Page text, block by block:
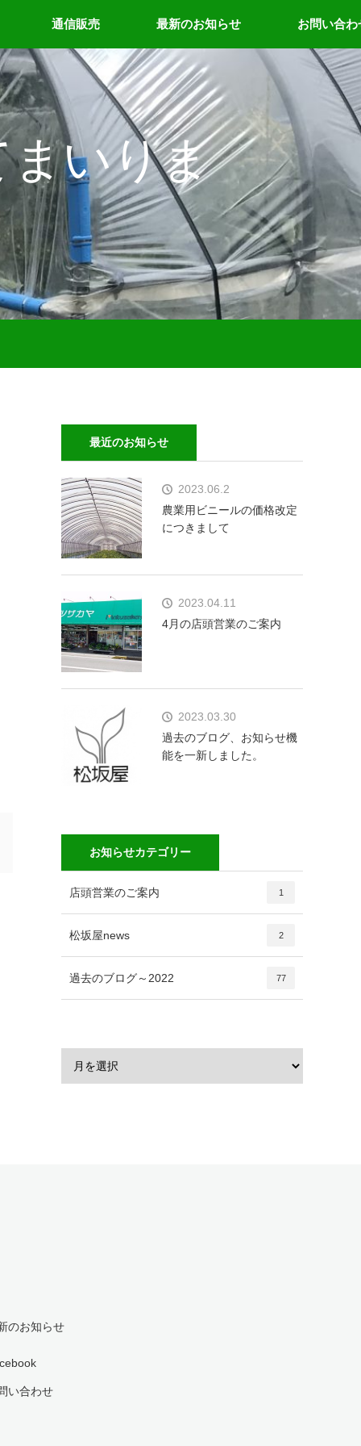
通信販売 最新のお知らせ お問い合わ
いりま
最近のお知らせ
2023.06.2
農業用ビニールの価格改定
につきまして
2023.04.11
4月の店頭営業のご案内
2023.03.30
過去のブログ、お知らせ機
能を一新しました。
お知らせカテゴリー
店頭営業のご案内 1
松坂屋news 2
過去のブログ～2022 77
のお知らせ
い合わせ